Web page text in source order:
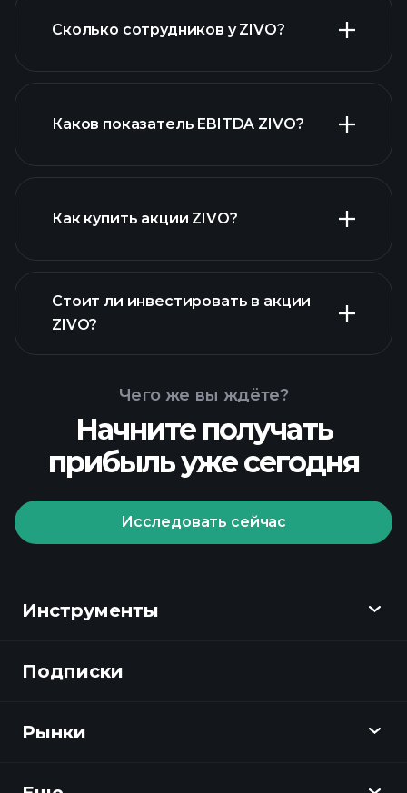
финансовых отчетах ZIVO
акций с высокими
Сколько сотрудников у ZIVO?
крупнейших
Каков показатель EBITDA ZIVO?
финансовых отчетах ZIVO
Как купить акции ZIVO?
Playtrade
Tournaments
Стоит ли инвестировать в акции
ZIVO?
ежедневным рыночным
отслеживания
Чего же вы ждёте?
Начните получать
прибыль уже сегодня
Исследовать сейчас
Инструменты
Обзор
Подписки
Рынки